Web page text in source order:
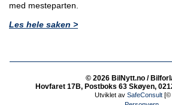
med mesteparten.
Les hele saken >
© 2026 BilNytt.no /
Hovfaret 17B, Postboks 63 Skøyen,
Utviklet av SafeConsult[©